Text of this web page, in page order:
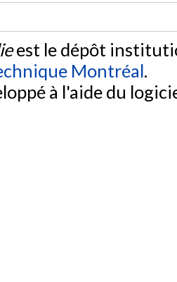
est le dépôt
Montréal.
à l'aide du